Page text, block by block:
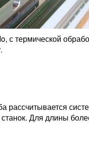
термической
рассчитывается
станок. Для длины